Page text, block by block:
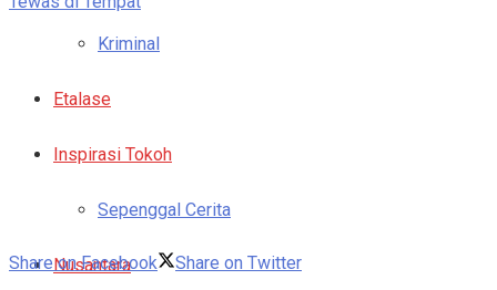
Kriminal
Etalase
Inspirasi Tokoh
Sepenggal Cerita
Nusantara
Share on Facebook Share on Twitter